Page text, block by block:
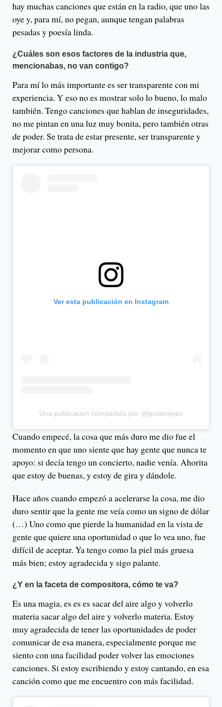
hay muchas canciones que están en la radio, que uno las
oye y, para mí, no pegan, aunque tengan palabras
pesadas y poesía linda.
¿Cuáles son esos factores de la industria que,
mencionabas, no van contigo?
Para mí lo más importante es ser transparente con mi
experiencia. Y eso no es mostrar solo lo bueno, lo malo
también. Tengo canciones que hablan de inseguridades,
no me pintan en una luz muy bonita, pero también otras
de poder. Se trata de estar presente, ser transparente y
mejorar como persona.
Ver esta publicación en Instagram
Una publicación compartida por @jessiereyez
Cuando empecé, la cosa que más duro me dio fue el
momento en que uno siente que hay gente que nunca te
apoyo: si decía tengo un concierto, nadie venía. Ahorita
que estoy de buenas, y estoy de gira y dándole.
Hace años cuando empezó a acelerarse la cosa, me dio
duro sentir que la gente me veía como un signo de dólar
(…) Uno como que pierde la humanidad en la vista de
gente que quiere una oportunidad o que lo vea uno, fue
difícil de aceptar. Ya tengo como la piel más gruesa
más bien; estoy agradecida y sigo palante.
¿Y en la faceta de compositora, cómo te va?
Es una magia, es es es sacar del aire algo y volverlo
materia sacar algo del aire y volverlo materia. Estoy
muy agradecida de tener las oportunidades de poder
comunicar de esa manera, especialmente porque me
siento con una facilidad poder volver las emociones
canciones. Si estoy escribiendo y estoy cantando, en esa
canción como que me encuentro con más facilidad.